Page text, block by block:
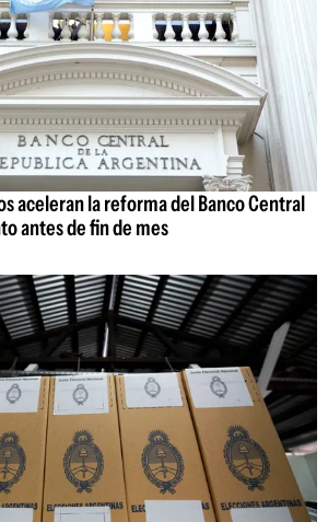
aceleran la reforma del Banco Central
antes de fin de mes